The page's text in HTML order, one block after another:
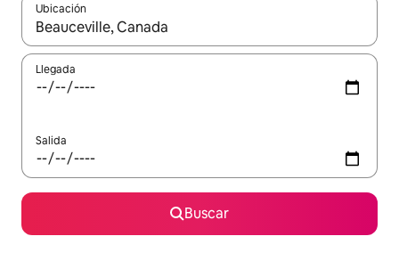
Ubicación
Cuando los resultados estén disponibles, navega con las
Llegada
Salida
Buscar